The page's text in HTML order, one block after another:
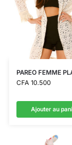
PAREO FEMME
CFA10.500
Ajouter au